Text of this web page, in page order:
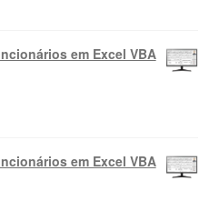
em Excel VBA
em Excel VBA